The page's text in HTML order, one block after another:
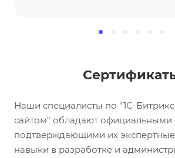
Наши специалисты по "1С-
сайтом" обладают официальными
подтверждающими их
навыки в разработке и